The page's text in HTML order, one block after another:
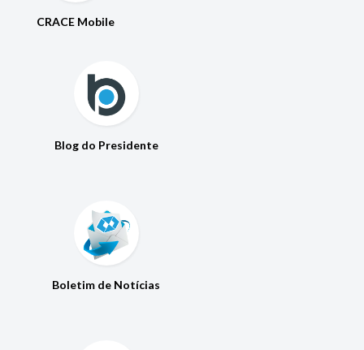
CRACE Mobile
Blog do Presidente
Boletim de Notícias